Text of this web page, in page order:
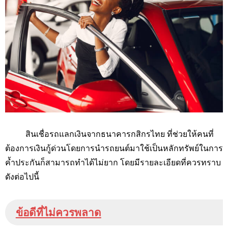
สินเชื่อรถแลกเงินจากธนาคารกสิกรไทย ที่ช่วยให้คนที่
ต้องการเงินกู้ด่วนโดยการนำรถยนต์มาใช้เป็นหลักทรัพย์ในการ
ค้ำประกันก็สามารถทำได้ไม่ยาก โดยมีรายละเอียดที่ควรทราบ
ดังต่อไปนี้
ข้อดีที่ไม่ควรพลาด